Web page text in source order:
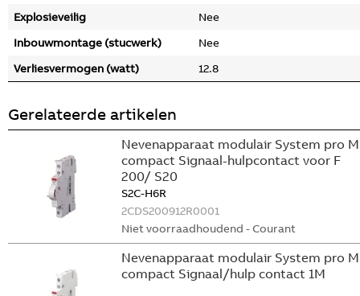
Explosieveilig
Nee
Inbouwmontage (stucwerk)
Nee
Verliesvermogen (watt)
12.8
Gerelateerde artikelen
Nevenapparaat modulair System pro M
compact Signaal-hulpcontact voor F
200/ S20
S2C-H6R
2CDS200912R0001
Niet voorraadhoudend - Courant
Nevenapparaat modulair System pro M
compact Signaal/hulp contact 1M